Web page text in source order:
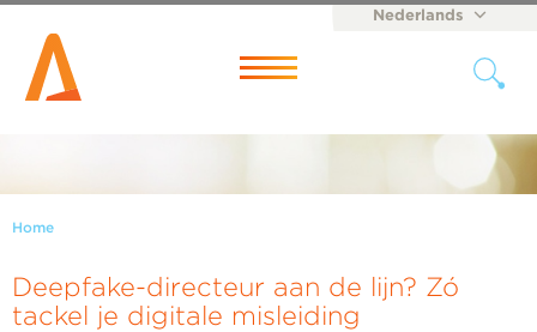
Nederlands
Menu
Home
Deepfake-directeur aan de lijn? Zó
tackel je digitale misleiding